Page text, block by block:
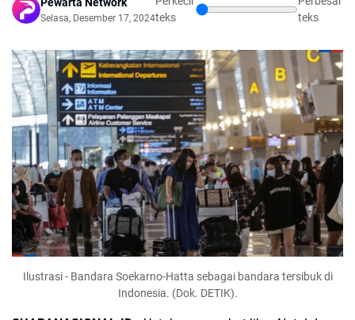
Selasa, Desember 17, 2024teks
teks
Ilustrasi - Bandara Soekarno-Hatta sebagai bandara tersibuk di
Indonesia. (Dok. DETIK).